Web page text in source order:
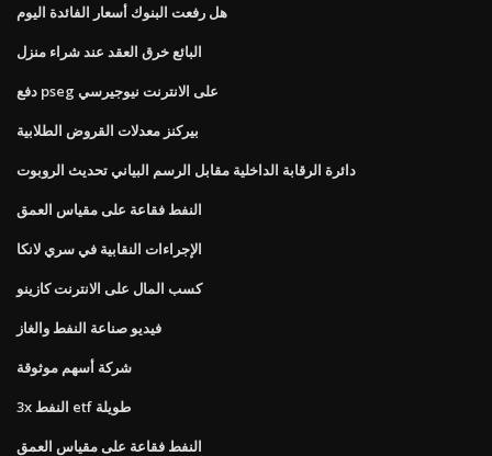
هل رفعت البنوك أسعار الفائدة اليوم
البائع خرق العقد عند شراء منزل
دفع pseg على الانترنت نيوجيرسي
بيركنز معدلات القروض الطلابية
دائرة الرقابة الداخلية مقابل الرسم البياني تحديث الروبوت
النفط فقاعة على مقياس العمق
الإجراءات النقابية في سري لانكا
كسب المال على الانترنت كازينو
فيديو صناعة النفط والغاز
شركة أسهم موثوقة
3x النفط etf طويلة
النفط فقاعة على مقياس العمق